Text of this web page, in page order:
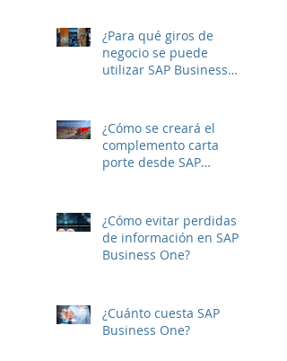
¿Para qué giros de
negocio se puede
utilizar SAP Business
¿Cómo se creará el
complemento carta
porte desde SAP
¿Cómo evitar perdidas
de información en SAP
Business One?
¿Cuánto cuesta SAP
Business One?